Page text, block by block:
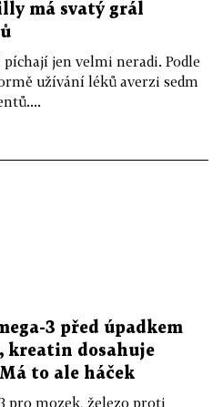
má svatý grál
jen velmi neradi. Podle
užívání léků averzi sedm
3 před úpadkem
kreatin dosahuje
to ale háček
pro mozek, železo proti